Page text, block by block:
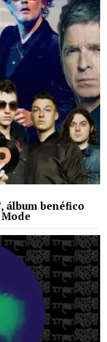
álbum benéfico